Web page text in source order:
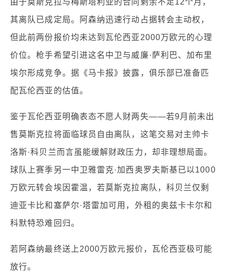
由于莫斯克拉与梅斯塔利亚的合同剩余不足12个月，
其离队已成定局。阿森纳迅速行动占据转会主动权，
但此前两份报价均未达到瓦伦西亚2000万欧元的心理
价位。枪手希望引进这名中卫与威廉·萨利巴、加布里
埃尔形成竞争。据《马卡报》披露，俱乐部已准备匹
配瓦伦西亚的估值。
鉴于瓦伦西亚明确表态不愿人财两失——若9月前未出
售莫斯克拉将面临球员自由离队，这笔交易对主帅卡
洛斯·科贝兰而言虽能缓解财政压力，却非理想局面。
球队上赛季另一中卫雅雷克·加西奥罗夫斯基已以1000
万欧元转会埃因霍温，若莫斯克拉离队，科贝兰仅剩
迪亚卡比和塞萨尔·塔雷加可用，外租的奥兹卡卡尔和
科默特恐难回归。
若阿森纳最终送上2000万欧元报价，瓦伦西亚极可能
放行。